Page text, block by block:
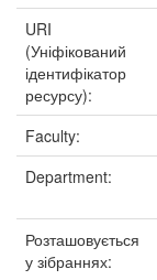
URI
(Уніфікований
ідентифікатор
ресурсу):
Faculty:
Department:
Розташовується
у зібраннях: